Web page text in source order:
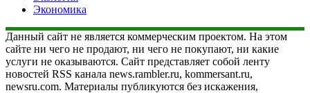
Экономика
Данный сайт не является коммерческим проектом. На этом
сайте ни чего не продают, ни чего не покупают, ни какие
услуги не оказываются. Сайт представляет собой ленту
новостей RSS канала news.rambler.ru, kommersant.ru,
newsru.com. Материалы публикуются без искажения,